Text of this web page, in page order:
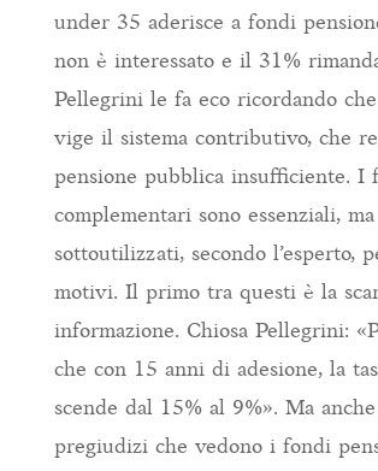
under 35 aderisce a fondi
non è interessato e il 31%
Pellegrini le fa eco ricordando
vige il sistema contributivo, che
pensione pubblica insufficiente. I
complementari sono essenziali, ma
sottoutilizzati, secondo l’esperto,
motivi. Il primo tra questi è la
informazione. Chiosa Pellegrini:
che con 15 anni di adesione, la
scende dal 15% al 9%». Ma
pregiudizi che vedono i fondi